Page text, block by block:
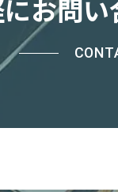
お問